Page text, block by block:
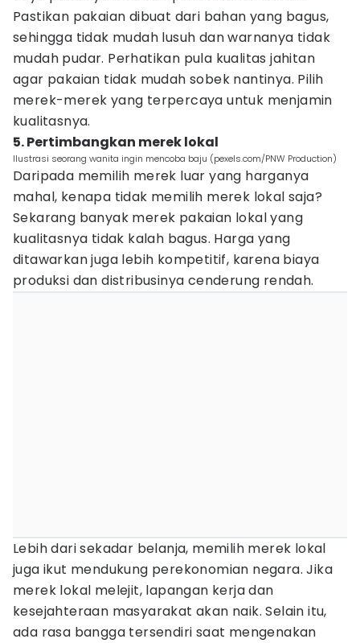
Pastikan pakaian dibuat dari bahan yang bagus,
sehingga tidak mudah lusuh dan warnanya tidak
mudah pudar. Perhatikan pula kualitas jahitan
agar pakaian tidak mudah sobek nantinya. Pilih
merek-merek yang terpercaya untuk menjamin
kualitasnya.
5. Pertimbangkan merek lokal
Ilustrasi seorang wanita ingin mencoba baju (pexels.com/PNW Production)
Daripada memilih merek luar yang harganya
mahal, kenapa tidak memilih merek lokal saja?
Sekarang banyak merek pakaian lokal yang
kualitasnya tidak kalah bagus. Harga yang
ditawarkan juga lebih kompetitif, karena biaya
produksi dan distribusinya cenderung rendah.
Lebih dari sekadar belanja, memilih merek lokal
juga ikut mendukung perekonomian negara. Jika
merek lokal melejit, lapangan kerja dan
kesejahteraan masyarakat akan naik. Selain itu,
ada rasa bangga tersendiri saat mengenakan